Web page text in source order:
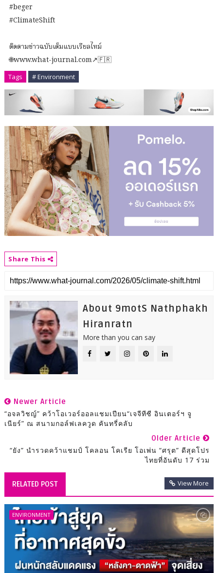
#beger
#ClimateShift
ติดตามข่าวฉบับเต็มแบบเรียลไทม์
🌐www.what-journal.com↗️🇫🇷
Tags # Environment
Share This
About 9motS Nathphakh
Hiranratn
More than you can say
Newer Article
“อจลวิชญ์” คว้าโอเวอร์ออลแชมเปียน“เจจีทีซี อินเตอร์ฯ จู
เนียร์” ณ สนามกอล์ฟเลควูด คันทรี่คลับ
Older Article
“ยัง” นำรวดคว้าแชมป์ โคลอน โคเรีย โอเพ่น “ศรุต” ดีสุดโปร
ไทยที่อันดับ 17 ร่วม
RELATED POST View More
ENVIRONMENT